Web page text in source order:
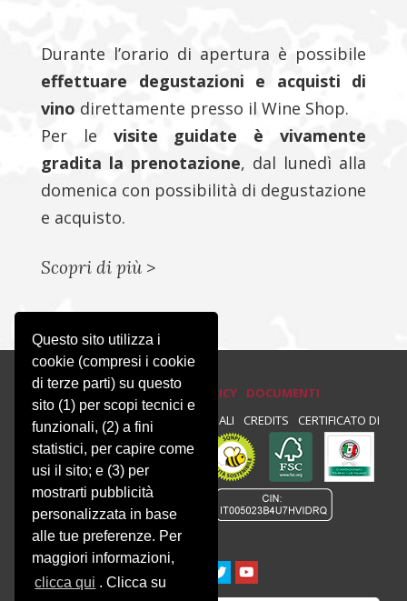
Questo sito utilizza i
cookie (compresi i cookie
di terze parti) su questo
sito (1) per scopi tecnici e
funzionali, (2) a fini
statistici, per capire come
usi il sito; e (3) per
mostrarti pubblicità
personalizzata in base
alle tue preferenze. Per
maggiori informazioni,
clicca qui . Clicca su
Durante l’orario di apertura è possibile
effettuare degustazioni e acquisti di
vino direttamente presso il Wine Shop.
Per le visite guidate è vivamente
gradita la prenotazione, dal lunedì alla
domenica con possibilità di degustazione
e acquisto.
Scopri di più >
PRIVACY E COOKIE POLICY
DOCUMENTI
PRIVACY NEWSLETTER NOTE LEGALI CREDITS CERTIFICATO DI
CONFORMITÀ :